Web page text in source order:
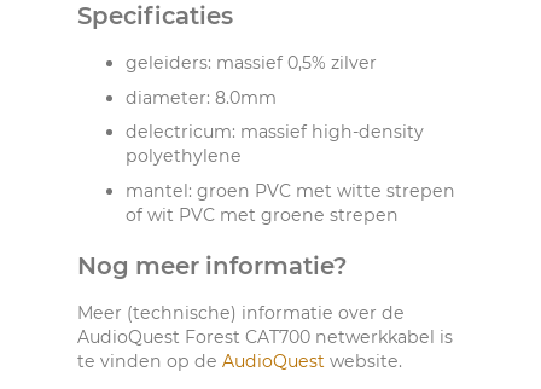
Specificaties
geleiders: massief 0,5% zilver
diameter: 8.0mm
delectricum: massief high-density
polyethylene
mantel: groen PVC met witte strepen
of wit PVC met groene strepen
Nog meer informatie?
Meer (technische) informatie over de
AudioQuest Forest CAT700 netwerkkabel is
te vinden op de AudioQuest website.